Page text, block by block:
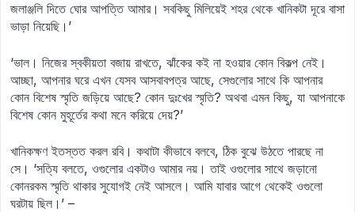
জলাঞ্জলি দিতে ঘোর আপত্তি আমার। সবকিছু মিলিয়েই শহর থেকে খানিকটা দূরে বাসা
ভাড়া নিয়েছি।’
‘ভাল। নিজের স্বকীয়তা বজায় রাখতে, ঝাঁকের কই না হওয়ার কোন বিকল্প নেই।
আচ্ছা, আপনার ঘরে এখন যেসব আসবাবপত্র আছে, সেগুলোর সাথে কি আপনার
কোন বিশেষ স্মৃতি জড়িয়ে আছে? কোন দুঃখের স্মৃতি? অথবা এমন কিছু, যা আপনাকে
বিশেষ কোন মুহূর্তের কথা মনে করিয়ে দেয়?’
খানিকক্ষণ ইতস্তত করল রবি। কথাটা কীভাবে বলবে, ঠিক বুঝে উঠতে পারছে না
সে। ‘সত্যি বলতে, ওগুলোর একটাও আমার নয়। তাই ওগুলোর সাথে জড়ানো
কোনরকম স্মৃতি থাকার সুযোগই নেই আসলে। আমি যাবার আগে থেকেই ওগুলো
ঘরটায় ছিল।’ –